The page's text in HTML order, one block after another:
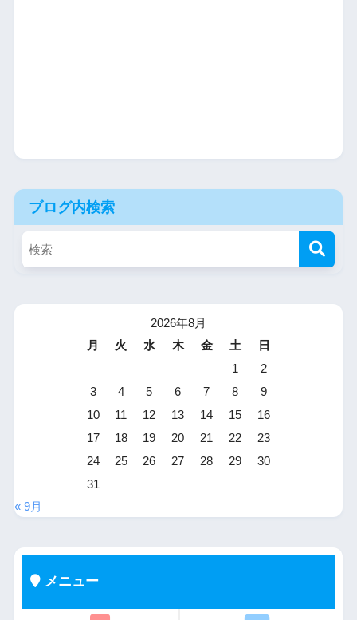
ブログ内検索
2026年8月
月
火 水 木 金 土
日
1
2
3
4 5 6 7 8
9
10
11 12 13 14 15
16
17
18 19 20 21 22
23
24
25 26 27 28 29
30
31
« 9月
メニュー